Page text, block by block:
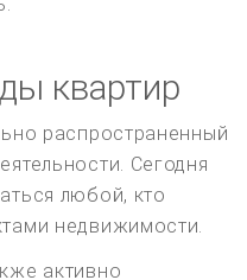
квартир
распространенный
Сегодня
любой, кто
недвижимости.
активно